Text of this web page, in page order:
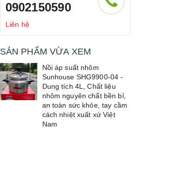
0902150590
Liên hệ
SẢN PHẨM VỪA XEM
Nồi áp suất nhôm
Sunhouse SHG9900-04 -
Dung tích 4L, Chất liệu
nhôm nguyên chất bền bỉ,
an toàn sức khỏe, tay cầm
cách nhiệt xuất xứ Việt
Nam